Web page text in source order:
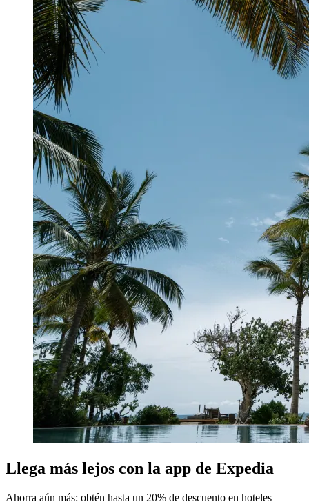
Llega más lejos con la app de Expedia
Ahorra aún más: obtén hasta un 20% de descuento en hoteles